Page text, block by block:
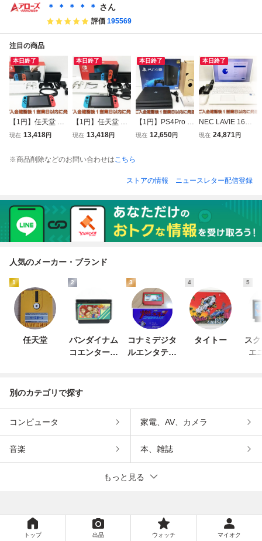
カセット
＊ ＊ ＊ ＊ ＊ さん
評価 195569
注目の商品
本日終了
【1円】任天堂 新
モデル Nintendo S
ンレッド 初期化/
現在 13,418円
本日終了
【1円】任天堂 新
モデル Nintendo S
ンレッド 初期化/
現在 13,418円
本日終了
【1円】PS4Pro 本
体/箱 セット 1TB
2-061kk/G4
現在 12,650円
本日終了
NEC LAVIE 16型
N1670 i7-1255U
tm/G4
現在 24,871円
※商品削除などのお問い合わせはこちら
ストアの情報 ニュースレター配信登録
人気のメーカー・ブランド
1
任天堂
2
バンダイナム
コエンターテ
3
コナミデジタ
ルエンタテイ
4
タイトー
5
ス
エ
別のカテゴリで探す
コンピュータ 家電、AV、カメラ
音楽 本、雑誌
もっと見る
トップ 出品 ウォッチ マイオク